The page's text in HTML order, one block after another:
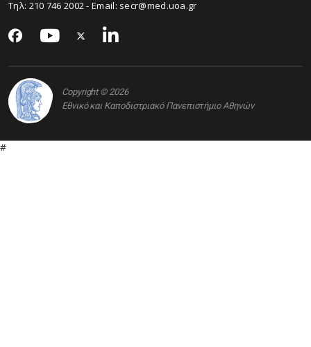
Τηλ: 210 746 2002 - Email: secr@med.uoa.gr
Copyright © 2026
Εθνικό και Καποδιστριακό Πανεπιστήμιο Αθηνών
#